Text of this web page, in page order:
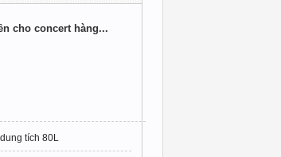
cho concert hàng...
tích 80L